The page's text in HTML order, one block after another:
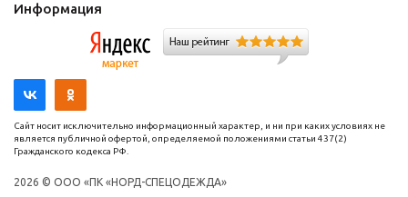
Информация
Сайт носит исключительно информационный характер, и ни при каких условиях не
является публичной офертой, определяемой положениями статьи 437(2)
Гражданского кодекса РФ.
2026 © ООО «ПК «НОРД-СПЕЦОДЕЖДА»